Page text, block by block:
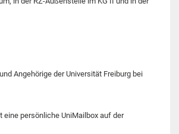
Angehörige der Universität Freiburg bei
eine persönliche UniMailbox auf der